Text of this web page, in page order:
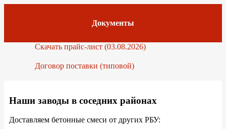
Документы
Скачать прайс-лист (03.08.2026)
Договор поставки (типовой)
Наши заводы в соседних районах
Доставляем бетонные смеси от других РБУ: